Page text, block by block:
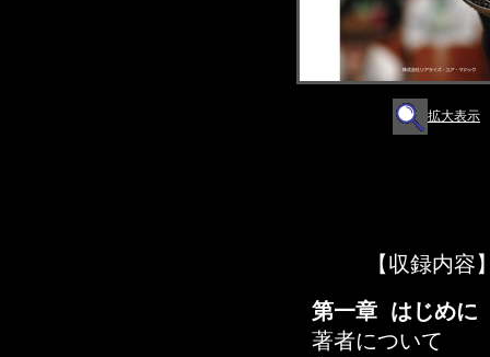
拡大表示
【収録内容
第一章 はじめに
著者について